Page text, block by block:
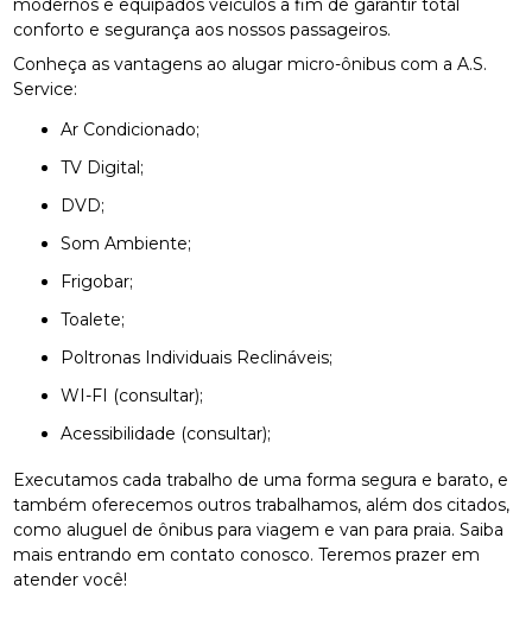
modernos e equipados veículos a fim de garantir total
conforto e segurança aos nossos passageiros.
Conheça as vantagens ao alugar micro-ônibus com a A.S.
Service:
Ar Condicionado;
TV Digital;
DVD;
Som Ambiente;
Frigobar;
Toalete;
Poltronas Individuais Reclináveis;
WI-FI (consultar);
Acessibilidade (consultar);
Executamos cada trabalho de uma forma segura e barato, e
também oferecemos outros trabalhamos, além dos citados,
como aluguel de ônibus para viagem e van para praia. Saiba
mais entrando em contato conosco. Teremos prazer em
atender você!